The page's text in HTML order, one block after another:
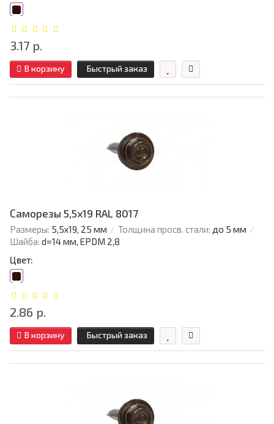
3.17 р.
В корзину Быстрый заказ
Саморезы 5,5х19 RAL 8017
Размеры: 5,5х19, 25 мм Толщина просв. стали: до 5 мм
Шайба: d=14 мм, EPDM 2,8
Цвет:
2.86 р.
В корзину Быстрый заказ